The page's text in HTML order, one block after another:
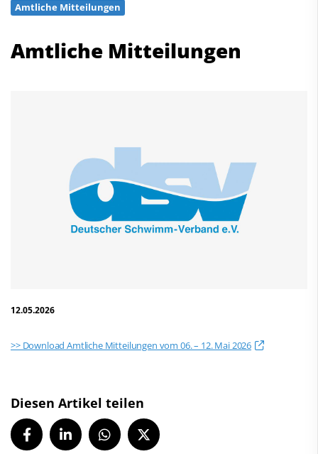
Amtliche Mitteilungen
Amtliche Mitteilungen
12.05.2026
>> Download Amtliche Mitteilungen vom 06. – 12. Mai 2026
Diesen Artikel teilen
Schwimmen
Wasserspringen
Deutscher Schwimm-Verband e.V.
Korbacher Straße 93
D-34132 Kassel
Fax: +49 561 94083-15